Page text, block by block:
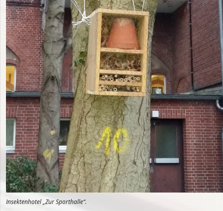
Insektenhotel „Zur Sporthalle“.